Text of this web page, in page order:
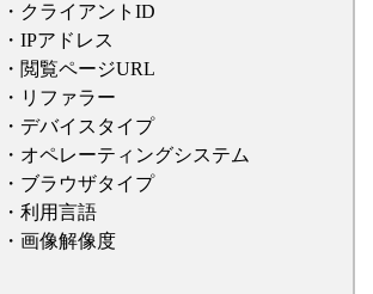
・クライアントID
・IPアドレス
・閲覧ページURL
・リファラー
・デバイスタイプ
・オペレーティングシステム
・ブラウザタイプ
・利用言語
・画像解像度